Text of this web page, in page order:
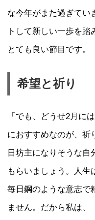
な今年がまた過ぎてい
トして新しい一歩を
とても良い節目です。
希望と祈り
「でも、どうせ2月に
におすすめなのが、祈
日坊主になりそうな自
もらいましょう。人生
毎日鋼のような意志で
ません。だから私は、